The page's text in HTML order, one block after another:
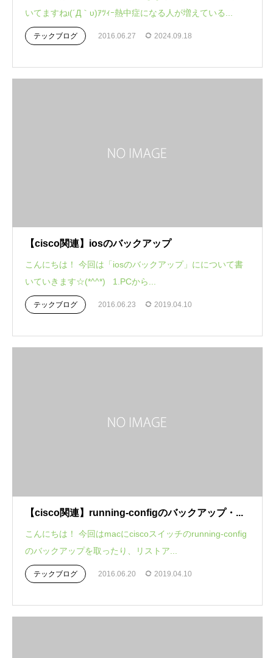
いてますねι(´Д｀υ)ｱﾂｨｰ熱中症になる人が増えている...
テックブログ 2016.06.27 2024.09.18
【cisco関連】iosのバックアップ
こんにちは！ 今回は「iosのバックアップ」にについて書
いていきます☆(*^^*) 1.PCから...
テックブログ 2016.06.23 2019.04.10
【cisco関連】running-configのバックアップ・...
こんにちは！ 今回はmacにciscoスイッチのrunning-config
のバックアップを取ったり、リストア...
テックブログ 2016.06.20 2019.04.10